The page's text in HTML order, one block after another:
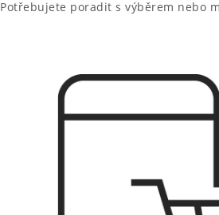
Potřebujete poradit s výběrem nebo